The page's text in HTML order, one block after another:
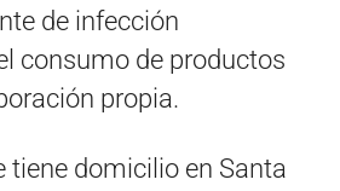
de infección
consumo de productos
propia.
tiene domicilio en Santa